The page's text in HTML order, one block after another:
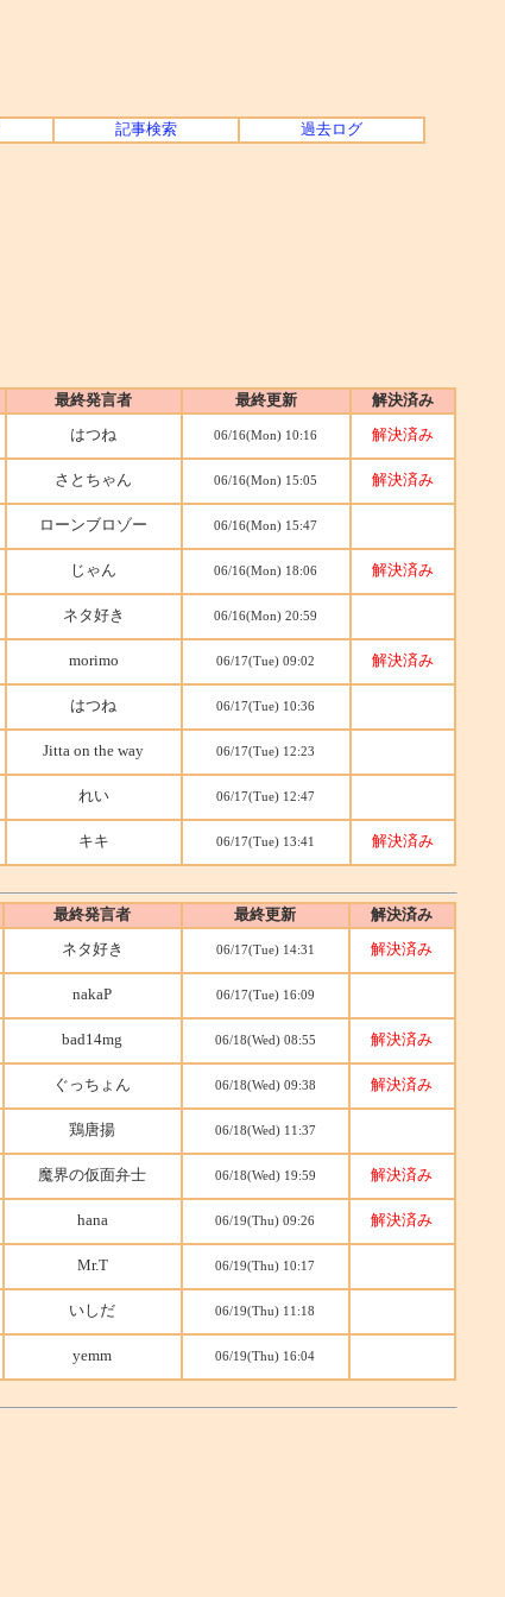
記事検索 過去ログ
最終発言者 最終更新 解決済み
はつね 06/16(Mon) 10:16 解決済み
さとちゃん 06/16(Mon) 15:05 解決済み
ローンブロゾー 06/16(Mon) 15:47
じゃん 06/16(Mon) 18:06 解決済み
ネタ好き 06/16(Mon) 20:59
morimo 06/17(Tue) 09:02 解決済み
はつね 06/17(Tue) 10:36
Jitta on the way 06/17(Tue) 12:23
れい 06/17(Tue) 12:47
キキ 06/17(Tue) 13:41 解決済み
最終発言者 最終更新 解決済み
ネタ好き 06/17(Tue) 14:31 解決済み
nakaP 06/17(Tue) 16:09
bad14mg 06/18(Wed) 08:55 解決済み
ぐっちょん 06/18(Wed) 09:38 解決済み
鶏唐揚 06/18(Wed) 11:37
魔界の仮面弁士 06/18(Wed) 19:59 解決済み
hana 06/19(Thu) 09:26 解決済み
Mr.T 06/19(Thu) 10:17
いしだ 06/19(Thu) 11:18
yemm 06/19(Thu) 16:04